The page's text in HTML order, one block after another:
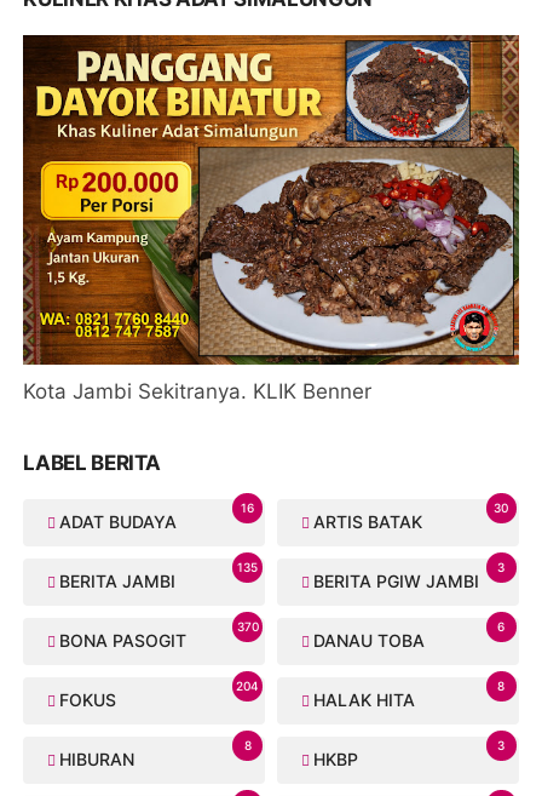
Kota Jambi Sekitranya. KLIK Benner
LABEL BERITA
ADAT BUDAYA
16
ARTIS BATAK
30
BERITA JAMBI
135
BERITA PGIW JAMBI
3
BONA PASOGIT
370
DANAU TOBA
6
FOKUS
204
HALAK HITA
8
HIBURAN
8
HKBP
3